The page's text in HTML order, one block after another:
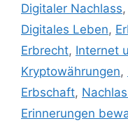
Digitaler Nachlass,
Digitales Leben,
Erbrecht, Internet
Kryptowährungen,
Erbschaft,
Erinnerungen